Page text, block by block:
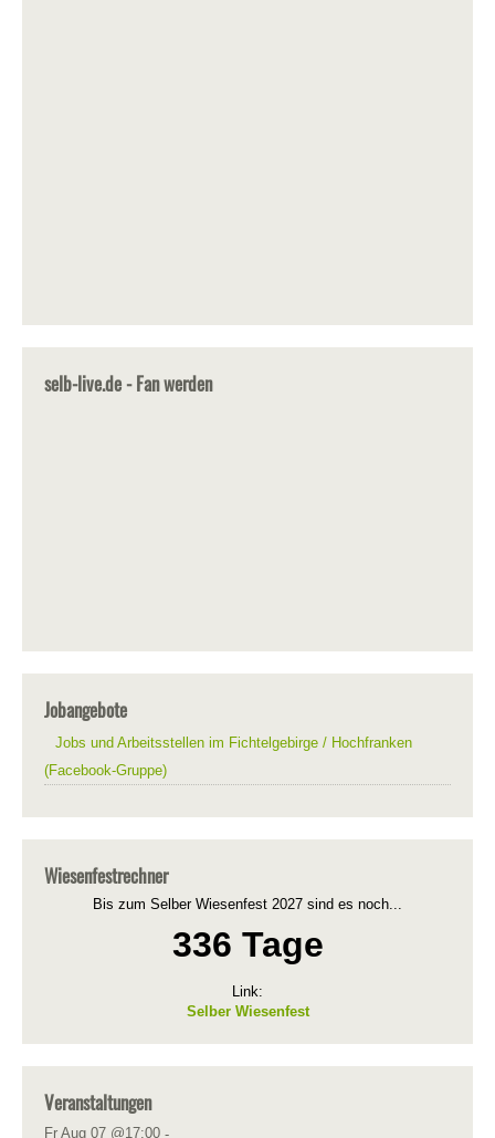
selb-live.de - Fan werden
Jobangebote
Jobs und Arbeitsstellen im Fichtelgebirge / Hochfranken
(Facebook-Gruppe)
Wiesenfestrechner
Bis zum Selber Wiesenfest 2027 sind es noch...
336 Tage
Link:
Selber Wiesenfest
Veranstaltungen
Fr Aug 07 @17:00 -